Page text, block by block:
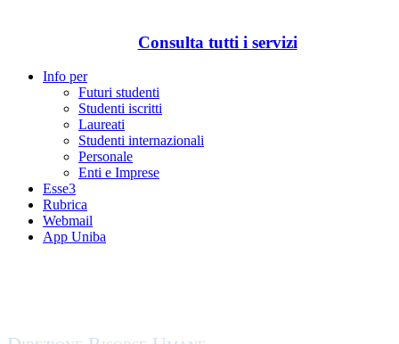
Consulta tutti i servizi
Info per
Futuri studenti
Studenti iscritti
Laureati
Studenti internazionali
Personale
Enti e Imprese
Esse3
Rubrica
Webmail
App Uniba